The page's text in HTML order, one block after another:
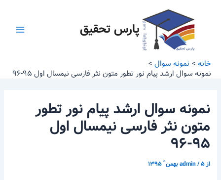
پارس تحقیق
خانه
نمونه سوال
نمونه سوال ارشد پیام نور تطور متون نثر فارسی نیمسال اول ۹۵-۹۶
نمونه سوال ارشد پیام نور تطور
متون نثر فارسی نیمسال اول
۹۵-۹۶
از admin/۵ بهمن ّ ۱۳۹۵